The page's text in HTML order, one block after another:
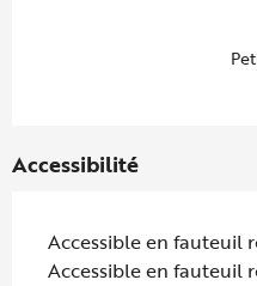
Accessibilité
Accessible en fauteuil
Accessible en fauteuil